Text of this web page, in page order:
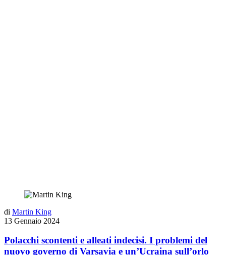
di Martin King
13 Gennaio 2024
Polacchi scontenti e alleati indecisi. I problemi del
nuovo governo di Varsavia e un’Ucraina sull’orlo